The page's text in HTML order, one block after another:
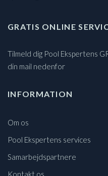
GRATIS ONLINE
Tilmeld dig Pool Ekspertens
din mail nedenfor
INFORMATION
Om os
Pool Ekspertens services
Samarbejdspartnere
Kontakt os